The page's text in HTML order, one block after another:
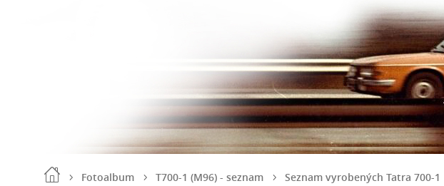
Fotoalbum T700-1 (M96) - seznam Seznam vyrobených Tatra 700-1